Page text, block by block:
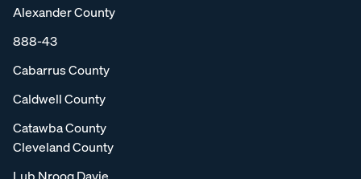
Alexander County
888-43
Cabarrus County
Caldwell County
Catawba County
Cleveland County